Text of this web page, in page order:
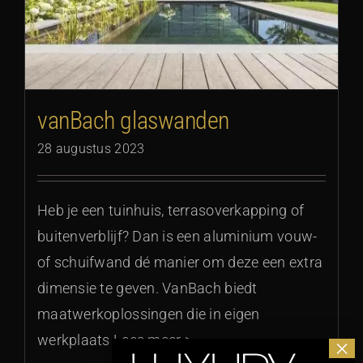
vanBach glaswanden
28 augustus 2023
Heb je een tuinhuis, terrasoverkapping of
buitenverblijf? Dan is een aluminium vouw-
of schuifwand dé manier om deze een extra
dimensie te geven. VanBach biedt
maatwerkoplossingen die in eigen
werkplaats Lees meer >